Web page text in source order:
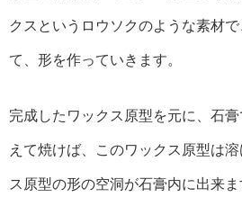
クスというロウソクのような素材
て、形を作っていきます。
完成したワックス原型を元に、石
えて焼けば、このワックス原型は
ス原型の形の空洞が石膏内に出来ま